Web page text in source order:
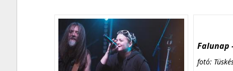
Falunap
fotó: